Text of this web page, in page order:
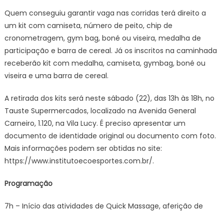
Quem conseguiu garantir vaga nas corridas terá direito a
um kit com camiseta, número de peito, chip de
cronometragem, gym bag, boné ou viseira, medalha de
participação e barra de cereal. Já os inscritos na caminhada
receberão kit com medalha, camiseta, gymbag, boné ou
viseira e uma barra de cereal.
A retirada dos kits será neste sábado (22), das 13h às 18h, no
Tauste Supermercados, localizado na Avenida General
Carneiro, 1.120, na Vila Lucy. É preciso apresentar um
documento de identidade original ou documento com foto.
Mais informações podem ser obtidas no site:
https://www.institutoecoesportes.com.br/.
Programação
7h – Início das atividades de Quick Massage, aferição de